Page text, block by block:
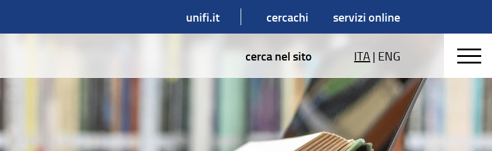
unifi.it cercachi servizi online
cerca nel sito ITA| ENG